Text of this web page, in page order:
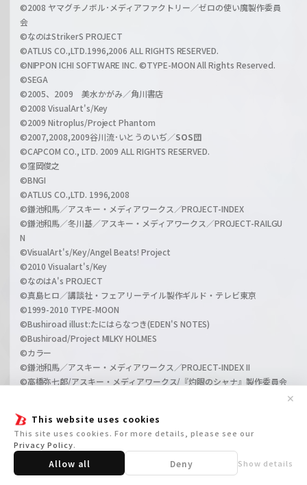
This website uses cookies
This site uses cookies. For more details, please see our
Privacy Policy.
Allow all Deny Show details
✕
l
h
a
n
l
©2008 ヤマグチノボル･メディアファクトリー／ゼロの使い魔製作委員
会
©なのはStrikerS PROJECT
©ATLUS CO.,LTD.1996,2006 ALL RIGHTS RESERVED.
©NIPPON ICHI SOFTWARE INC. ©TYPE-MOON All Rights Reserved.
©SEGA
©2005、2009 美水かがみ／角川書店
©2008 VisualArt's/Key
©2009 Nitroplus/Project Phantom
©2007,2008,2009谷川流･いとうのいぢ／SOS団
©CAPCOM CO., LTD. 2009 ALL RIGHTS RESERVED.
©窪岡俊之
©BNGI
©ATLUS CO.,LTD. 1996,2008
©鎌池和馬／アスキー・メディアワークス／PROJECT-INDEX
©鎌池和馬／冬川基／アスキー・メディアワークス／PROJECT-RAILGU
N
©VisualArt's/Key/Angel Beats! Project
©2010 Visualart's/Key
©なのはA's PROJECT
©真島ヒロ／講談社・フェアリーテイル製作ギルド・テレビ東京
©1999-2010 TYPE-MOON
©Bushiroad illust:たにはらなつき(EDEN'S NOTES)
©Bushiroad/Project MILKY HOLMES
©カラー
©鎌池和馬／アスキー・メディアワークス／PROJECT-INDEX II
©高橋弥七郎/アスキー・メディアワークス/『灼眼のシャナ』製作委員会
©VisualArt's/Key
©2009,2011 ビックウエスト／劇場版マクロスＦ製作委員会
©西尾維新／講談社・アニプレックス・シャフト
©ギルティクラウン製作委員会